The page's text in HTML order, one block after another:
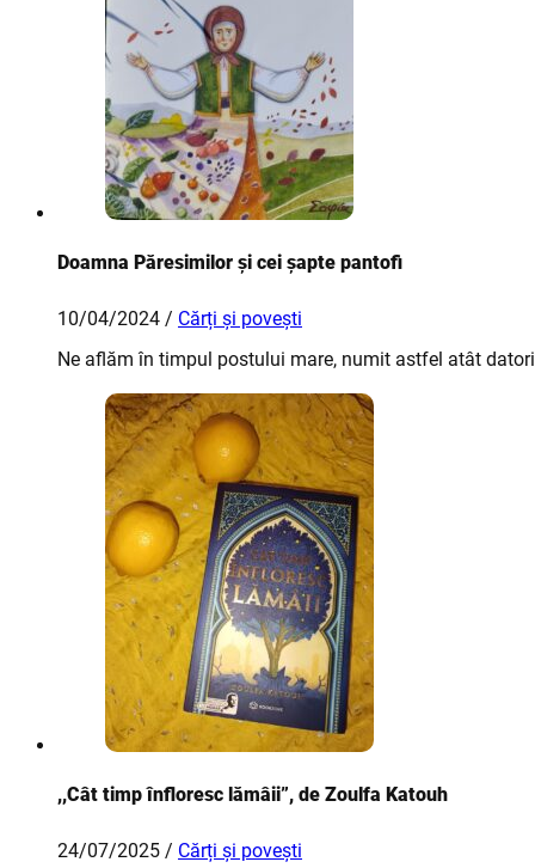
Doamna Păresimilor și cei șapte pantofi
10/04/2024 / Cărți și povești
Ne aflăm în timpul postului mare, numit astfel atât
,,Cât timp înfloresc lămâii”, de Zoulfa Katouh
24/07/2025 / Cărți și povești